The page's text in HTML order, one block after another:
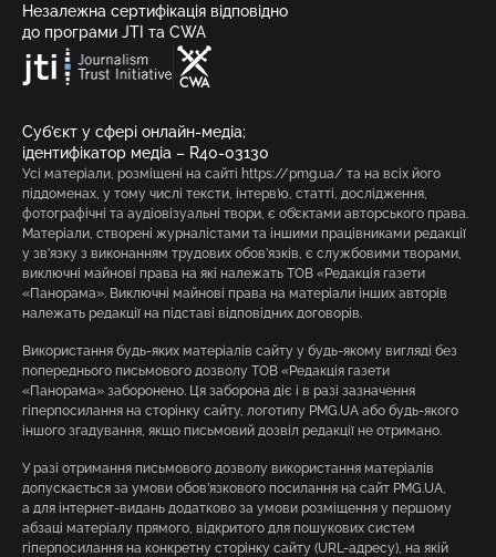
Незалежна сертифікація відповідно
до програми JTI та CWA
Суб’єкт у сфері онлайн-медіа;
ідентифікатор медіа – R40-03130
Усі матеріали, розміщені на сайті https://pmg.ua/ та на всіх його
піддоменах, у тому числі тексти, інтерв’ю, статті, дослідження,
фотографічні та аудіовізуальні твори, є об’єктами авторського права.
Матеріали, створені журналістами та іншими працівниками редакції
у зв’язку з виконанням трудових обов’язків, є службовими творами,
виключні майнові права на які належать ТОВ «Редакція газети
«Панорама». Виключні майнові права на матеріали інших авторів
належать редакції на підставі відповідних договорів.
Використання будь-яких матеріалів сайту у будь-якому вигляді без
попереднього письмового дозволу ТОВ «Редакція газети
«Панорама» заборонено. Ця заборона діє і в разі зазначення
гіперпосилання на сторінку сайту, логотипу PMG.UA або будь-якого
іншого згадування, якщо письмовий дозвіл редакції не отримано.
У разі отримання письмового дозволу використання матеріалів
допускається за умови обов’язкового посилання на сайт PMG.UA,
а для інтернет-видань додатково за умови розміщення у першому
абзаці матеріалу прямого, відкритого для пошукових систем
гіперпосилання на конкретну сторінку сайту (URL-адресу), на якій